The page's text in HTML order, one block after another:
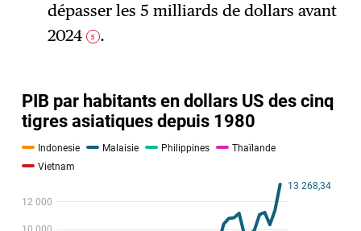
dépasser les 5 milliards de dollars avant
2024
5 .